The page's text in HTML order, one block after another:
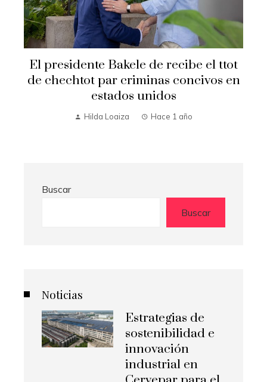
El presidente Bakele de recibe el ttot
de chechtot par criminas concivos en
estados unidos
Hilda Loaiza Hace 1 año
Buscar
Buscar
Noticias
Estrategias de
sostenibilidad e
innovación
industrial en